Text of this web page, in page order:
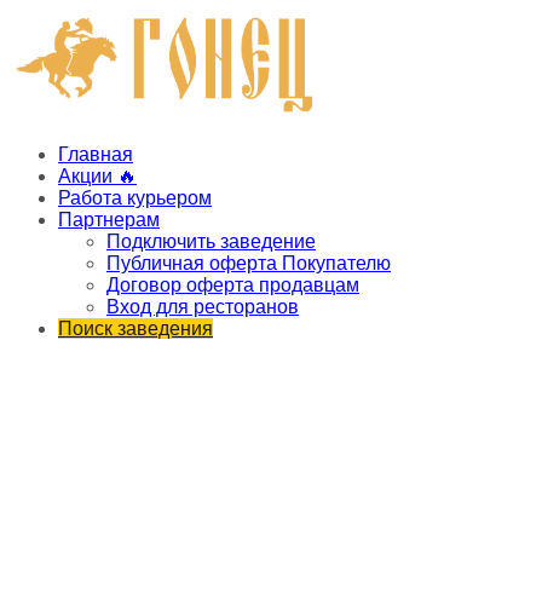
Главная
Акции 🔥
Работа курьером
Партнерам
Подключить заведение
Публичная оферта Покупателю
Договор оферта продавцам
Вход для ресторанов
Поиск заведения